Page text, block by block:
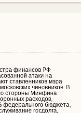
финансов РФ
атаки на
ставленников мэра
чиновников. В
стороны Минфина
расходов,
федерального бюджета,
госдолга,